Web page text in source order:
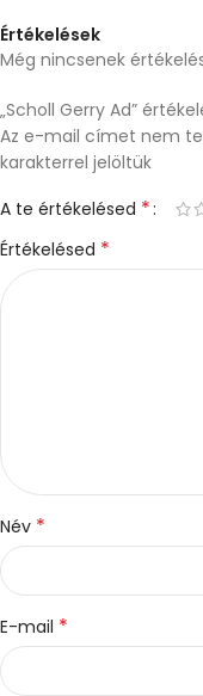
Értékelések
Még nincsenek
„Scholl Gerry Ad”
Az e-mail címet nem
karakterrel jelöltük
A te értékelésed *
Értékelésed *
Név *
E-mail *